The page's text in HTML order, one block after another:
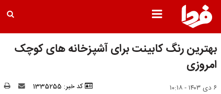
بهترین رنگ کابینت برای آشپزخانه های کوچک
امروزی
۶ دی ۱۴۰۳ - ۱۰:۱۸ کد خبر: 1335255